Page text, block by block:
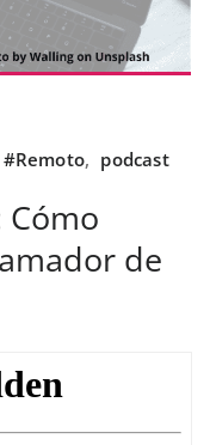
#Remoto, podcast
de